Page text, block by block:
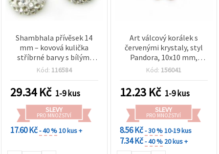
Shambhala přívěsek 14
mm – kovová kulička
stříbrné barvy s bílými
pavé krystaly, s očkem pro
Kód: 116584
29.34Kč 1-9 kus
SLEVY
PRO MNOŽSTVÍ
17.60 Kč- 40 %10 kus +
Art válcový korálek s
červenými krystaly, styl
Pandora, 10x10 mm,
průvlek 5 mm
Kód: 156041
12.23 Kč 1-9 kus
SLEVY
PRO MNOŽSTVÍ
8.56 Kč- 30 %10-19 kus
7.34 Kč- 40 % 20 kus +